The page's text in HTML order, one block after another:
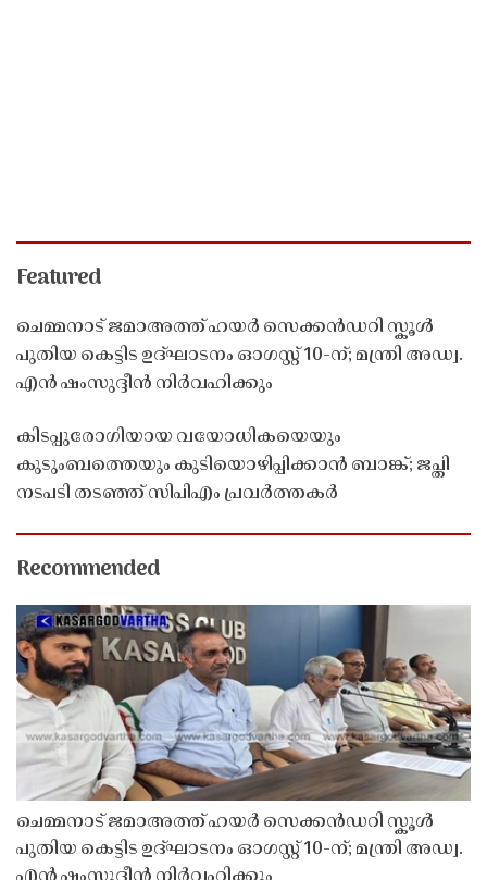
Featured
ചെമ്മനാട് ജമാഅത്ത് ഹയർ സെക്കൻഡറി സ്കൂൾ
പുതിയ കെട്ടിട ഉദ്ഘാടനം ഓഗസ്റ്റ് 10-ന്; മന്ത്രി അഡ്വ.
എൻ ഷംസുദ്ദീൻ നിർവഹിക്കും
കിടപ്പുരോഗിയായ വയോധികയെയും
കുടുംബത്തെയും കുടിയൊഴിപ്പിക്കാൻ ബാങ്ക്; ജപ്തി
നടപടി തടഞ്ഞ് സിപിഎം പ്രവർത്തകർ
Recommended
ചെമ്മനാട് ജമാഅത്ത് ഹയർ സെക്കൻഡറി സ്കൂൾ
പുതിയ കെട്ടിട ഉദ്ഘാടനം ഓഗസ്റ്റ് 10-ന്; മന്ത്രി അഡ്വ.